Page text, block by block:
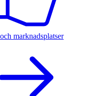
marknadsplatser